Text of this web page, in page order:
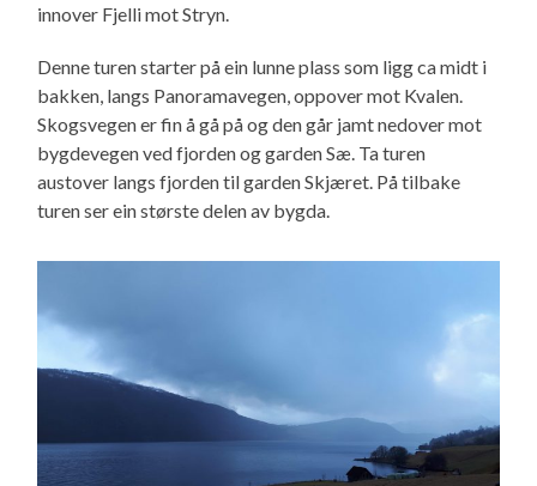
innover Fjelli mot Stryn.
Denne turen starter på ein lunne plass som ligg ca midt i
bakken, langs Panoramavegen, oppover mot Kvalen.
Skogsvegen er fin å gå på og den går jamt nedover mot
bygdevegen ved fjorden og garden Sæ. Ta turen
austover langs fjorden til garden Skjæret. På tilbake
turen ser ein største delen av bygda.